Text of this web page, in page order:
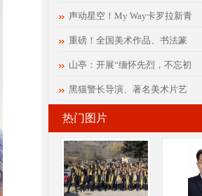
声动星空！My Way卡罗拉新青
重磅！全国美术作品、书法篆
山亭：开展“缅怀先烈，不忘初
黑猫警长导演、著名美术片艺
热门图片